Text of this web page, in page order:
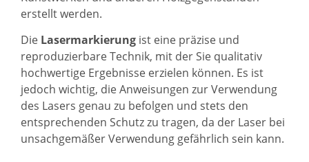
erstellt werden.
Die Lasermarkierung ist eine präzise und
reproduzierbare Technik, mit der Sie qualitativ
hochwertige Ergebnisse erzielen können. Es ist
jedoch wichtig, die Anweisungen zur Verwendung
des Lasers genau zu befolgen und stets den
entsprechenden Schutz zu tragen, da der Laser bei
unsachgemäßer Verwendung gefährlich sein kann.